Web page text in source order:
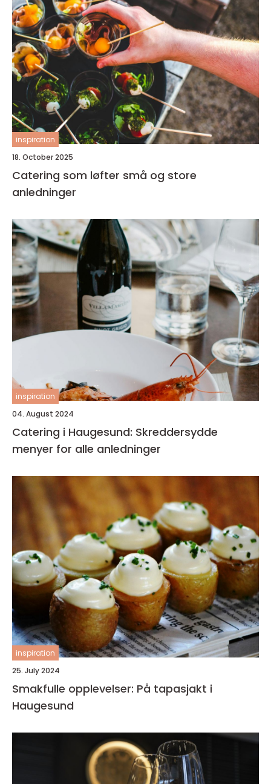
inspiration
18. October 2025
Catering som løfter små og store
anledninger
inspiration
04. August 2024
Catering i Haugesund: Skreddersydde
menyer for alle anledninger
inspiration
25. July 2024
Smakfulle opplevelser: På tapasjakt i
Haugesund